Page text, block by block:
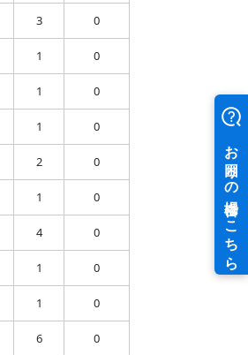
3 0
1 0
1 0
1 0
2 0
1 0
4 0
1 0
1 0
6 0